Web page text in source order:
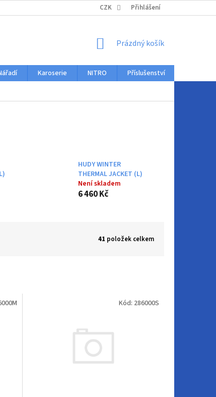
CZK Přihlášení
NÁKUPNÍ
Prázdný košík
Karoserie NITRO Příslušenství
HUDY WINTER
THERMAL JACKET (L)
Není skladem
6 460 Kč
41 položek celkem
Kód: 286000S